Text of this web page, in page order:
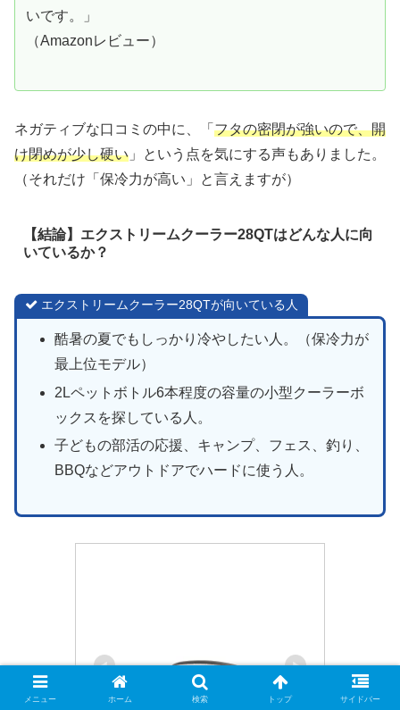
いです。」
（Amazonレビュー）
ネガティブな口コミの中に、「 フタの密閉が強いので、開
け閉めが少し硬い 」という点を気にする声もありました。
（それだけ「保冷力が高い」と言えますが）
【結論】エクストリームクーラー28QTはどんな人に向
いているか？
エクストリームクーラー28QTが向いている人
酷暑の夏でもしっかり冷やしたい人。（保冷力が
最上位モデル）
2Lペットボトル6本程度の容量の小型クーラーボ
ックスを探している人。
子どもの部活の応援、キャンプ、フェス、釣り、
BBQなどアウトドアでハードに使う人。
メニュー ホーム 検索 トップ サイドバー